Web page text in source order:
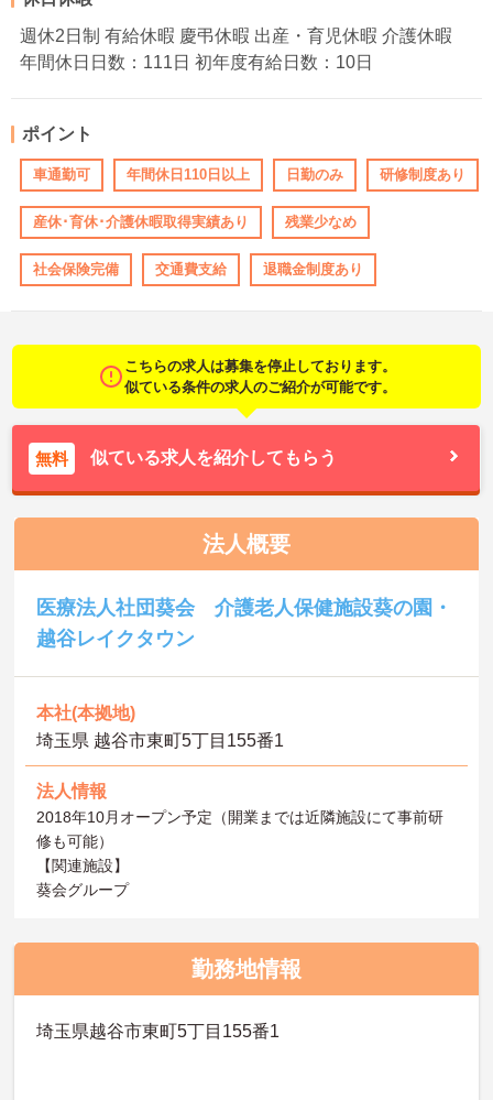
週休2日制 有給休暇 慶弔休暇 出産・育児休暇 介護休暇
年間休日日数：111日 初年度有給日数：10日
ポイント
車通勤可 年間休日110日以上 日勤のみ 研修制度あり
産休･育休･介護休暇取得実績あり 残業少なめ
社会保険完備 交通費支給 退職金制度あり
こちらの求人は募集を停止しております。
似ている条件の求人のご紹介が可能です。
無料 似ている求人を紹介してもらう
法人概要
医療法人社団葵会 介護老人保健施設葵の園・
越谷レイクタウン
本社(本拠地)
埼玉県 越谷市東町5丁目155番1
法人情報
2018年10月オープン予定（開業までは近隣施設にて事前研
修も可能）
【関連施設】
葵会グループ
勤務地情報
埼玉県越谷市東町5丁目155番1